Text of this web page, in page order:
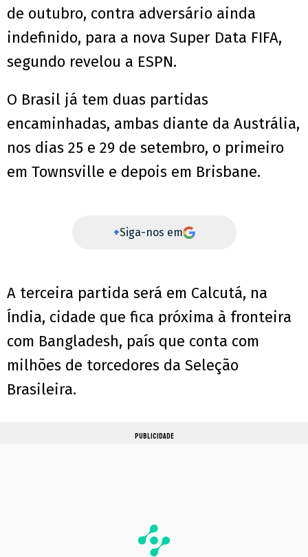
de outubro, contra adversário ainda
indefinido, para a nova Super Data FIFA,
segundo revelou a ESPN.
O Brasil já tem duas partidas
encaminhadas, ambas diante da Austrália,
nos dias 25 e 29 de setembro, o primeiro
em Townsville e depois em Brisbane.
+Siga-nos em
A terceira partida será em Calcutá, na
Índia, cidade que fica próxima à fronteira
com Bangladesh, país que conta com
milhões de torcedores da Seleção
Brasileira.
PUBLICIDADE